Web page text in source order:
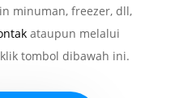
minuman, freezer, dll,
ataupun melalui
tombol dibawah ini.